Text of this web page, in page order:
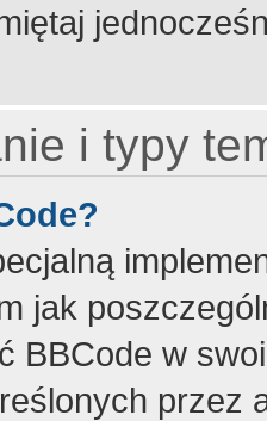
i typy
jak
BBCode w
przez